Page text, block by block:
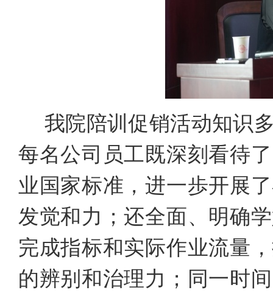
我院陪训促销活动知识
每名公司员工既深刻看待
业国家标准，进一歩开展
发觉和力；还全面、明确
完成指标和实际作业流量
的辨别和治理力；同一时